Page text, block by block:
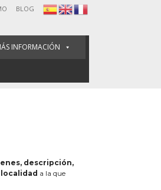
BLOG
INFORMACIÓN
descripción,
localidad a la que